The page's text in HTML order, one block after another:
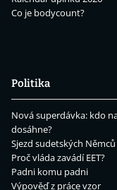
Co je bodycount?
Politika
Nová superdávka: kdo
dosáhne?
Sjezd sudetských Němců
Proč vláda zavádí EET?
Padni komu padni
Výpověď z práce vzor